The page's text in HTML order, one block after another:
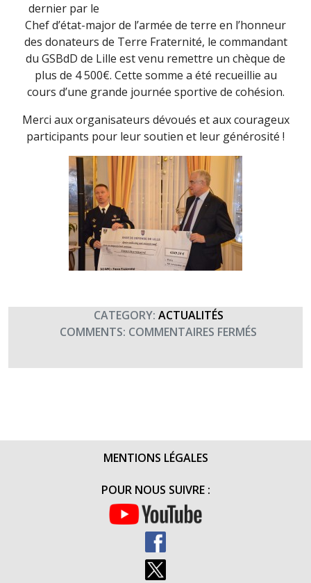
dernier par le
Chef d’état-major de l’armée de terre en l’honneur
des donateurs de Terre Fraternité, le commandant
du GSBdD de Lille est venu remettre un chèque de
plus de 4 500€. Cette somme a été recueillie au
cours d’une grande journée sportive de cohésion.
Merci aux organisateurs dévoués et aux courageux
participants pour leur soutien et leur générosité !
CATEGORY: ACTUALITÉS
COMMENTS: COMMENTAIRES FERMÉS
DE
MENTIONS LÉGALES
POUR NOUS SUIVRE :